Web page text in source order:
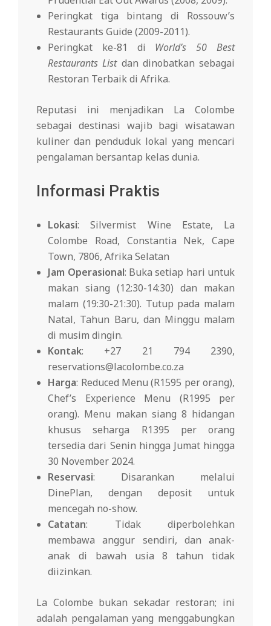
Peringkat tiga bintang di Rossouw’s
Restaurants Guide (2009-2011).
Peringkat ke-81 di World’s 50 Best
Restaurants Listdan dinobatkan sebagai
Restoran Terbaik di Afrika.
Reputasi ini menjadikan La Colombe
sebagai destinasi wajib bagi wisatawan
kuliner dan penduduk lokal yang mencari
pengalaman bersantap kelas dunia.
Informasi Praktis
Lokasi: Silvermist Wine Estate, La
Colombe Road, Constantia Nek, Cape
Town, 7806, Afrika Selatan
Jam Operasional: Buka setiap hari untuk
makan siang (12:30-14:30) dan makan
malam (19:30-21:30). Tutup pada malam
Natal, Tahun Baru, dan Minggu malam
di musim dingin.
Kontak: +27 21 794 2390,
reservations@lacolombe.co.za
Harga: Reduced Menu (R1595 per orang),
Chef’s Experience Menu (R1995 per
orang). Menu makan siang 8 hidangan
khusus seharga R1395 per orang
tersedia dari Senin hingga Jumat hingga
30 November 2024.
Reservasi: Disarankan melalui
DinePlan, dengan deposit untuk
mencegah no-show.
Catatan: Tidak diperbolehkan
membawa anggur sendiri, dan anak-
anak di bawah usia 8 tahun tidak
diizinkan.
La Colombe bukan sekadar restoran; ini
adalah pengalaman yang menggabungkan